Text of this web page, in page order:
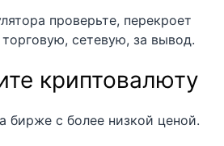
проверьте, перекроет
сетевую, за вывод.
криптовалюту
бирже с более низкой ценой.